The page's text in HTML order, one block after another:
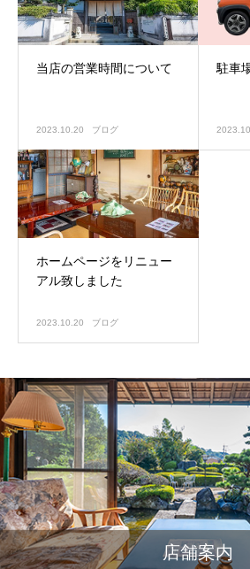
当店の営業時間について
2023.10.20 ブログ
駐車
ホームページをリニュー
アル致しました
2023.10.20 ブログ
店舗案内